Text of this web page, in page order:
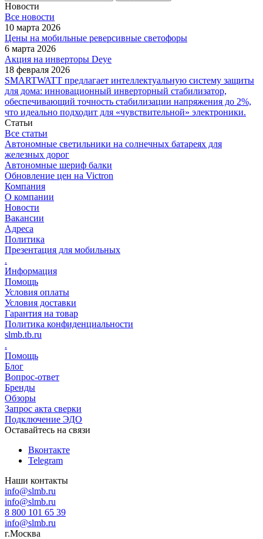
Новости
Все новости
10 марта 2026
Цены на мобильные реверсивные светофоры
6 марта 2026
Акция на инверторы Deye
18 февраля 2026
SMARTWATT предлагает интеллектуальную систему защиты
для дома: инновационный инверторный стабилизатор,
обеспечивающий точность стабилизации напряжения до 2%,
что идеально подходит для «чувствительной» электроники.
Статьи
Все статьи
Автономные светильники на солнечных батареях для
железных дорог
Автономные шериф балки
Обновление цен на Victron
Компания
О компании
Новости
Вакансии
Адреса
Политика
Презентация для мобильных
.
Информация
Помощь
Условия оплаты
Условия доставки
Гарантия на товар
Политика конфиденциальности
slmb.tb.ru
.
Помощь
Блог
Вопрос-ответ
Бренды
Обзоры
Запрос акта сверки
Подключение ЭДО
Оставайтесь на связи
Вконтакте
Telegram
Наши контакты
info@slmb.ru
info@slmb.ru
8 800 101 65 39
info@slmb.ru
г.Москва